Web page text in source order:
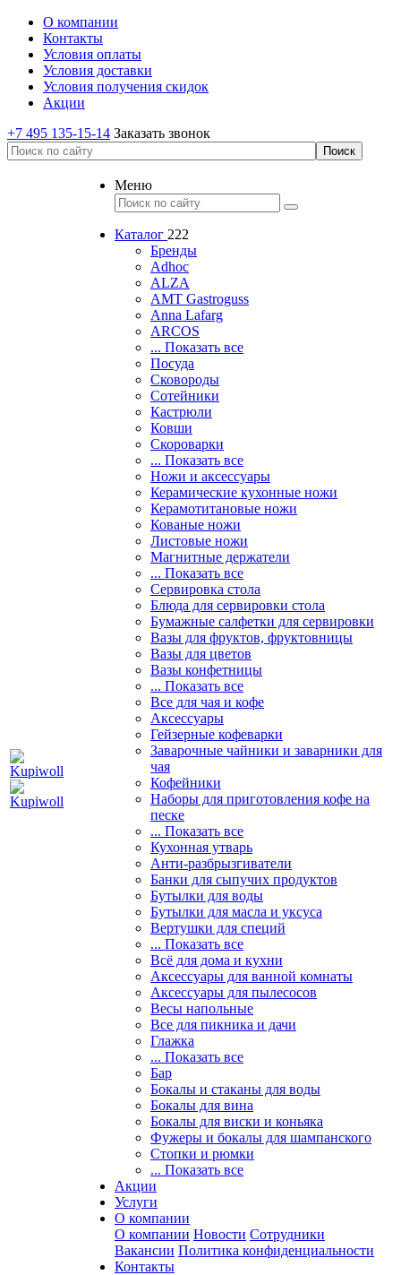
О компании
Контакты
Условия оплаты
Условия доставки
Условия получения скидок
Акции
+7 495 135-15-14 Заказать звонок
Меню
Каталог 222
Бренды
Adhoc
ALZA
AMT Gastroguss
Anna Lafarg
ARCOS
... Показать все
Посуда
Сковороды
Сотейники
Кастрюли
Ковши
Скороварки
... Показать все
Ножи и аксессуары
Керамические кухонные ножи
Керамотитановые ножи
Кованые ножи
Листовые ножи
Магнитные держатели
... Показать все
Сервировка стола
Блюда для сервировки стола
Бумажные салфетки для сервировки
Вазы для фруктов, фруктовницы
Вазы для цветов
Вазы конфетницы
... Показать все
Все для чая и кофе
Аксессуары
Гейзерные кофеварки
Заварочные чайники и заварники для
чая
Кофейники
Наборы для приготовления кофе на
песке
... Показать все
Кухонная утварь
Анти-разбрызгиватели
Банки для сыпучих продуктов
Бутылки для воды
Бутылки для масла и уксуса
Вертушки для специй
... Показать все
Всё для дома и кухни
Аксессуары для ванной комнаты
Аксессуары для пылесосов
Весы напольные
Все для пикника и дачи
Глажка
... Показать все
Бар
Бокалы и стаканы для воды
Бокалы для вина
Бокалы для виски и коньяка
Фужеры и бокалы для шампанского
Стопки и рюмки
... Показать все
Акции
Услуги
О компании
О компании Новости Сотрудники
Вакансии Политика конфиденциальности
Контакты